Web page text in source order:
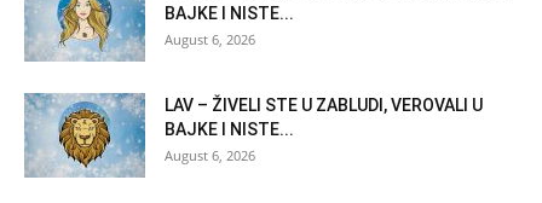
BAJKE I NISTE...
August 6, 2026
LAV – ŽIVELI STE U ZABLUDI, VEROVALI U
BAJKE I NISTE...
August 6, 2026